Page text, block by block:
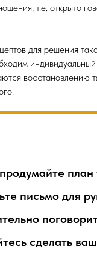
т.е. открыто
для решения
индивидуальный
восстановлению
план
письмо для
сделать